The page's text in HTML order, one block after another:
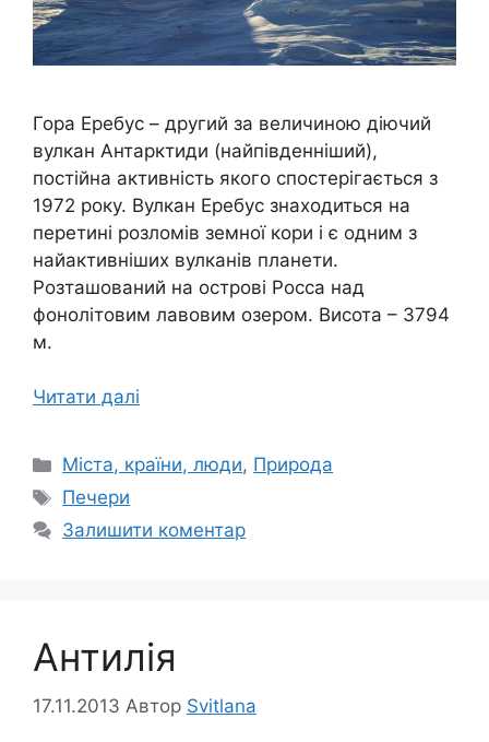
Гора Еребус – другий за величиною діючий
вулкан Антарктиди (найпівденніший),
постійна активність якого спостерігається з
1972 року. Вулкан Еребус знаходиться на
перетині розломів земної кори і є одним з
найактивніших вулканів планети.
Розташований на острові Росса над
фонолітовим лавовим озером. Висота – 3794
м.
Читати далі
Категорії
Міста, країни, люди, Природа
Позначки
Печери
Залишити коментар
Антилія
17.11.2013 Автор Svitlana